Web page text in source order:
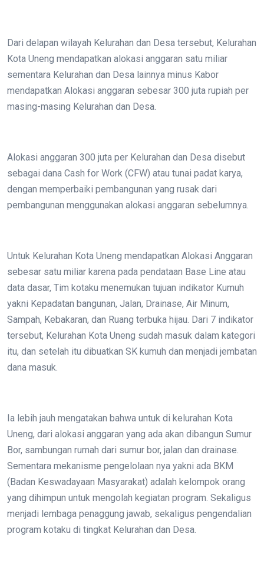
Dari delapan wilayah Kelurahan dan Desa tersebut, Kelurahan
Kota Uneng mendapatkan alokasi anggaran satu miliar
sementara Kelurahan dan Desa lainnya minus Kabor
mendapatkan Alokasi anggaran sebesar 300 juta rupiah per
masing-masing Kelurahan dan Desa.
Alokasi anggaran 300 juta per Kelurahan dan Desa disebut
sebagai dana Cash for Work (CFW) atau tunai padat karya,
dengan memperbaiki pembangunan yang rusak dari
pembangunan menggunakan alokasi anggaran sebelumnya.
Untuk Kelurahan Kota Uneng mendapatkan Alokasi Anggaran
sebesar satu miliar karena pada pendataan Base Line atau
data dasar, Tim kotaku menemukan tujuan indikator Kumuh
yakni Kepadatan bangunan, Jalan, Drainase, Air Minum,
Sampah, Kebakaran, dan Ruang terbuka hijau. Dari 7 indikator
tersebut, Kelurahan Kota Uneng sudah masuk dalam kategori
itu, dan setelah itu dibuatkan SK kumuh dan menjadi jembatan
dana masuk.
Ia lebih jauh mengatakan bahwa untuk di kelurahan Kota
Uneng, dari alokasi anggaran yang ada akan dibangun Sumur
Bor, sambungan rumah dari sumur bor, jalan dan drainase.
Sementara mekanisme pengelolaan nya yakni ada BKM
(Badan Keswadayaan Masyarakat) adalah kelompok orang
yang dihimpun untuk mengolah kegiatan program. Sekaligus
menjadi lembaga penaggung jawab, sekaligus pengendalian
program kotaku di tingkat Kelurahan dan Desa.